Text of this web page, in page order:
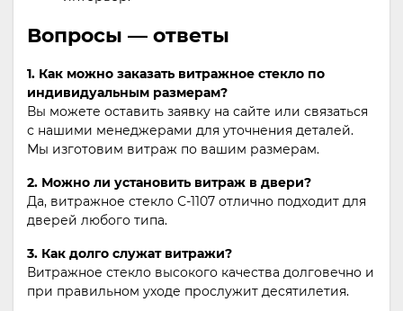
Вопросы — ответы
1. Как можно заказать витражное стекло по
индивидуальным размерам?
Вы можете оставить заявку на сайте или связаться
с нашими менеджерами для уточнения деталей.
Мы изготовим витраж по вашим размерам.
2. Можно ли установить витраж в двери?
Да, витражное стекло С-1107 отлично подходит для
дверей любого типа.
3. Как долго служат витражи?
Витражное стекло высокого качества долговечно и
при правильном уходе прослужит десятилетия.